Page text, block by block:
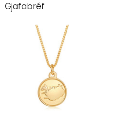
Gjafabréf